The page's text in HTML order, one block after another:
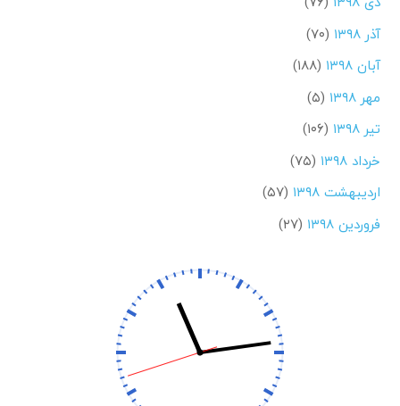
آذر ۱۳۹۸
(۷۰)
آبان ۱۳۹۸
(۱۸۸)
مهر ۱۳۹۸
(۵)
تیر ۱۳۹۸
(۱۰۶)
خرداد ۱۳۹۸
(۷۵)
اردیبهشت ۱۳۹۸
(۵۷)
فروردین ۱۳۹۸
(۲۷)